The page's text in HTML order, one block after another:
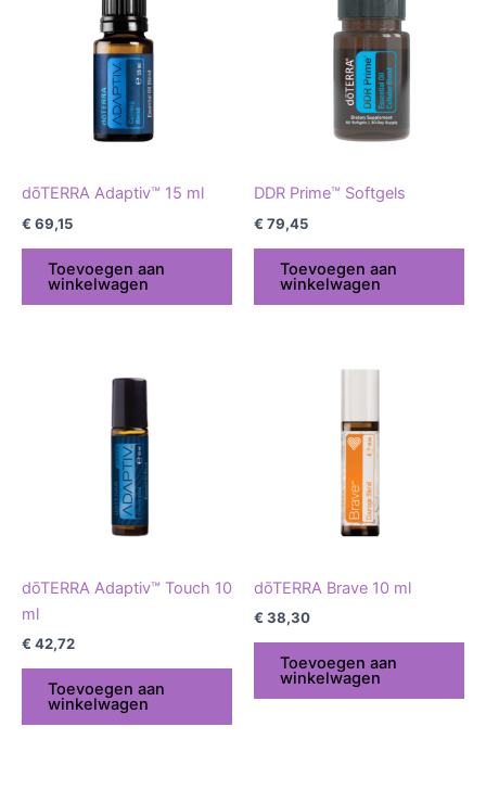
dōTERRA Adaptiv™ 15 ml
€ 69,15
Toevoegen aan
winkelwagen
DDR Prime™ Softgels
€ 79,45
Toevoegen aan
winkelwagen
dōTERRA Adaptiv™ Touch 10
ml
€ 42,72
Toevoegen aan
winkelwagen
dōTERRA Brave 10 ml
€ 38,30
Toevoegen aan
winkelwagen